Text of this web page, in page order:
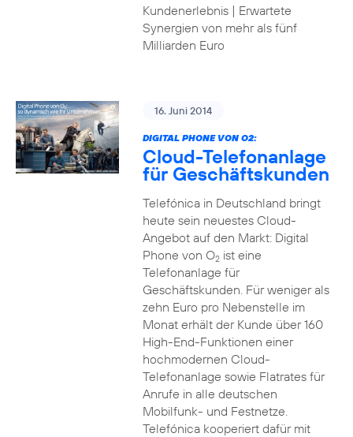
Kundenerlebnis | Erwartete
Synergien von mehr als fünf
Milliarden Euro
16. Juni 2014
DIGITAL PHONE VON O2:
Cloud-Telefonanlage
für Geschäftskunden
Telefónica in Deutschland bringt
heute sein neuestes Cloud-
Angebot auf den Markt: Digital
Phone von O2ist eine
Telefonanlage für
Geschäftskunden. Für weniger als
zehn Euro pro Nebenstelle im
Monat erhält der Kunde über 160
High-End-Funktionen einer
hochmodernen Cloud-
Telefonanlage sowie Flatrates für
Anrufe in alle deutschen
Mobilfunk- und Festnetze.
Telefónica kooperiert dafür mit